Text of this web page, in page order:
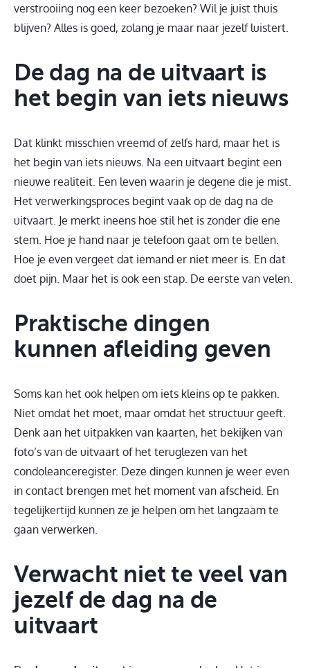
verstrooiing nog een keer bezoeken? Wil je juist thuis
blijven? Alles is goed, zolang je maar naar jezelf luistert.
De dag na de uitvaart is
het begin van iets nieuws
Dat klinkt misschien vreemd of zelfs hard, maar het is
het begin van iets nieuws. Na een uitvaart begint een
nieuwe realiteit. Een leven waarin je degene die je mist.
Het verwerkingsproces begint vaak op de dag na de
uitvaart. Je merkt ineens hoe stil het is zonder die ene
stem. Hoe je hand naar je telefoon gaat om te bellen.
Hoe je even vergeet dat iemand er niet meer is. En dat
doet pijn. Maar het is ook een stap. De eerste van velen.
Praktische dingen
kunnen afleiding geven
Soms kan het ook helpen om iets kleins op te pakken.
Niet omdat het moet, maar omdat het structuur geeft.
Denk aan het uitpakken van kaarten, het bekijken van
foto’s van de uitvaart of het teruglezen van het
condoleanceregister. Deze dingen kunnen je weer even
in contact brengen met het moment van afscheid. En
tegelijkertijd kunnen ze je helpen om het langzaam te
gaan verwerken.
Verwacht niet te veel van
jezelf de dag na de
uitvaart